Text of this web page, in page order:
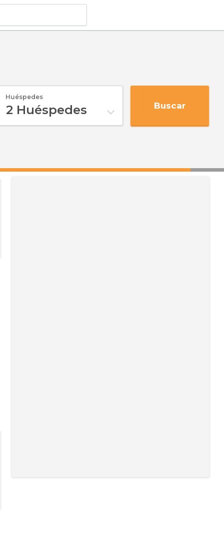
Huéspedes
2 Huéspedes Buscar